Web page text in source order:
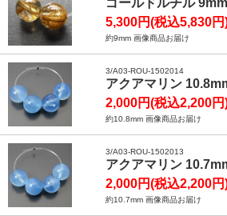
ゴールドルチル
5,300円(税込5,830円
約9mm 画像商品お届け
3/A03-ROU-1502014
アクアマリン
2,000円(税込2,200円
約10.8mm 画像商品お届け
3/A03-ROU-1502013
アクアマリン
2,000円(税込2,200円
約10.7mm 画像商品お届け